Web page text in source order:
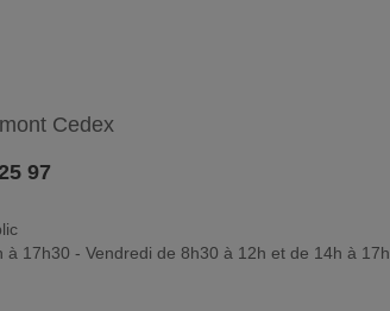
Cedex
97
17h30 - Vendredi de 8h30 à 12h et de 14h à 17h